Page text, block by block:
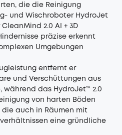
die die Reinigung
und Wischroboter HydroJet
2.0 AI + 3D
präzise erkennt
Umgebungen
entfernt er
und Verschüttungen aus
während das HydroJet™ 2.0
von harten Böden
auch in Räumen mit
eine gründliche